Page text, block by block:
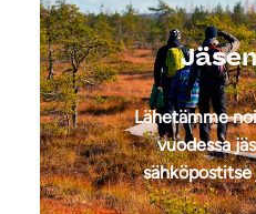
Lähetämme
vuodessa
sähköpostitse